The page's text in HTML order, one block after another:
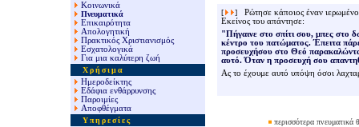
Κοινωνικά
Πνευματικά
Επικαιρότητα
Απολογητική
Πρακτικός Χριστιανισμός
Εσχατολογικά
Για μια καλύτερη ζωή
Χρήσιμα
Ημεροδείκτης
Εδάφια ενθάρρυνσης
Παροιμίες
Αποφθέγματα
Υπηρεσίες
[ ]
Ρώτησε κάποιος έναν
Εκείνος του απάντησε:
"Πήγαινε στο σπίτι σου, μπες στο
κέντρο του πατώματος. Έπειτα
προσευχήσου στο Θεό
αυτό. Όταν η προσευχή σου
Ας το έχουμε αυτό υπόψη όσοι
περισσότερα πνευματικά